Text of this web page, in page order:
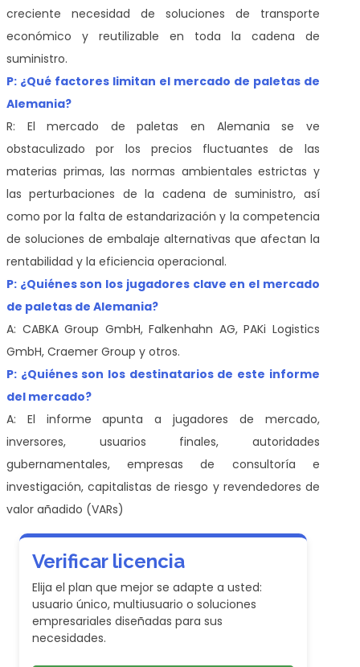
creciente necesidad de soluciones de transporte
económico y reutilizable en toda la cadena de
suministro.
P: ¿Qué factores limitan el mercado de paletas de
Alemania?
R: El mercado de paletas en Alemania se ve
obstaculizado por los precios fluctuantes de las
materias primas, las normas ambientales estrictas y
las perturbaciones de la cadena de suministro, así
como por la falta de estandarización y la competencia
de soluciones de embalaje alternativas que afectan la
rentabilidad y la eficiencia operacional.
P: ¿Quiénes son los jugadores clave en el mercado
de paletas de Alemania?
A: CABKA Group GmbH, Falkenhahn AG, PAKi Logistics
GmbH, Craemer Group y otros.
P: ¿Quiénes son los destinatarios de este informe
del mercado?
A: El informe apunta a jugadores de mercado,
inversores, usuarios finales, autoridades
gubernamentales, empresas de consultoría e
investigación, capitalistas de riesgo y revendedores de
valor añadido (VARs)
Verificar licencia
Elija el plan que mejor se adapte a usted:
usuario único, multiusuario o soluciones
empresariales diseñadas para sus
necesidades.